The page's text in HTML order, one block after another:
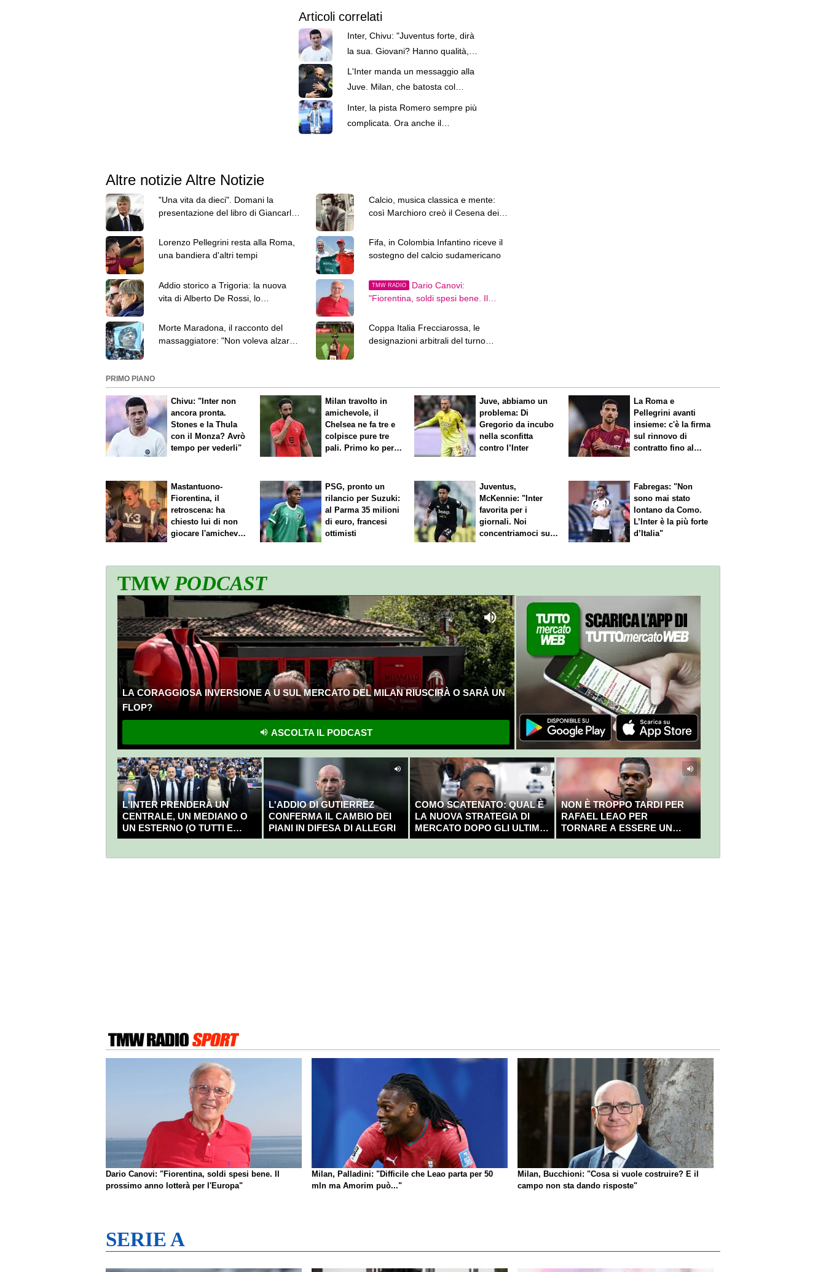
Articoli correlati
Inter, Chivu: "Juventus forte, dirà
la sua. Giovani? Hanno qualità,
mi interessa la reazione"
L'Inter manda un messaggio alla
Juve. Milan, che batosta col
Chelsea: le top news delle 18
Inter, la pista Romero sempre più
complicata. Ora anche il
Altre notizie Altre Notizie
"Una vita da dieci". Domani la
presentazione del libro di Giancarlo
Calcio, musica classica e mente:
così Marchioro creò il Cesena dei
Lorenzo Pellegrini resta alla Roma,
una bandiera d'altri tempi
Fifa, in Colombia Infantino riceve il
sostegno del calcio sudamericano
Addio storico a Trigoria: la nuova
vita di Alberto De Rossi, lo
TMW RADIO
Dario Canovi:
"Fiorentina, soldi spesi bene. Il
Morte Maradona, il racconto del
massaggiatore: "Non voleva alzarsi
Coppa Italia Frecciarossa, le
designazioni arbitrali del turno
PRIMO PIANO
Chivu: "Inter non
ancora pronta.
Stones e la Thula
con il Monza? Avrò
tempo per vederli"
Milan travolto in
amichevole, il
Chelsea ne fa tre e
colpisce pure tre
pali. Primo ko per
Juve, abbiamo un
problema: Di
Gregorio da incubo
nella sconfitta
contro l’Inter
La Roma e
Pellegrini avanti
insieme: c'è la firma
sul rinnovo di
contratto fino al
Mastantuono-
Fiorentina, il
retroscena: ha
chiesto lui di non
giocare l'amichevole
PSG, pronto un
rilancio per Suzuki:
al Parma 35 milioni
di euro, francesi
ottimisti
Juventus,
McKennie: "Inter
favorita per i
giornali. Noi
concentriamoci sul
Fabregas: "Non
sono mai stato
lontano da Como.
L’Inter è la più forte
d’Italia"
TMWPODCAST
LA CORAGGIOSA INVERSIONE A U SUL MERCATO DEL MILAN RIUSCIRÀ O SARÀ UN
FLOP?
ASCOLTA IL PODCAST
L'INTER PRENDERÀ UN
CENTRALE, UN MEDIANO O
UN ESTERNO (O TUTTI E
TRE?)
L'ADDIO DI GUTIERREZ
CONFERMA IL CAMBIO DEI
PIANI IN DIFESA DI ALLEGRI
COMO SCATENATO: QUAL È
LA NUOVA STRATEGIA DI
MERCATO DOPO GLI ULTIMI
COLPI?
NON È TROPPO TARDI PER
RAFAEL LEAO PER
TORNARE A ESSERE UN
CAMPIONE
Dario Canovi: "Fiorentina, soldi spesi bene. Il
prossimo anno lotterà per l'Europa"
Milan, Palladini: "Difficile che Leao parta per 50
mln ma Amorim può..."
Milan, Bucchioni: "Cosa si vuole costruire? E il
campo non sta dando risposte"
SERIE A